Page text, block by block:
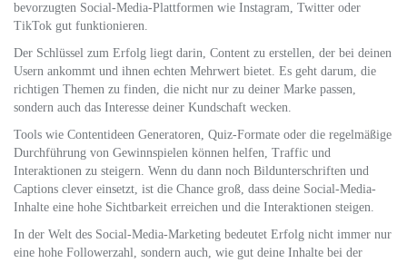
bevorzugten Social-Media-Plattformen wie Instagram, Twitter oder
TikTok gut funktionieren.
Der Schlüssel zum Erfolg liegt darin, Content zu erstellen, der bei deinen
Usern ankommt und ihnen echten Mehrwert bietet. Es geht darum, die
richtigen Themen zu finden, die nicht nur zu deiner Marke passen,
sondern auch das Interesse deiner Kundschaft wecken.
Tools wie Contentideen Generatoren, Quiz-Formate oder die regelmäßige
Durchführung von Gewinnspielen können helfen, Traffic und
Interaktionen zu steigern. Wenn du dann noch Bildunterschriften und
Captions clever einsetzt, ist die Chance groß, dass deine Social-Media-
Inhalte eine hohe Sichtbarkeit erreichen und die Interaktionen steigen.
In der Welt des Social-Media-Marketing bedeutet Erfolg nicht immer nur
eine hohe Followerzahl, sondern auch, wie gut deine Inhalte bei der